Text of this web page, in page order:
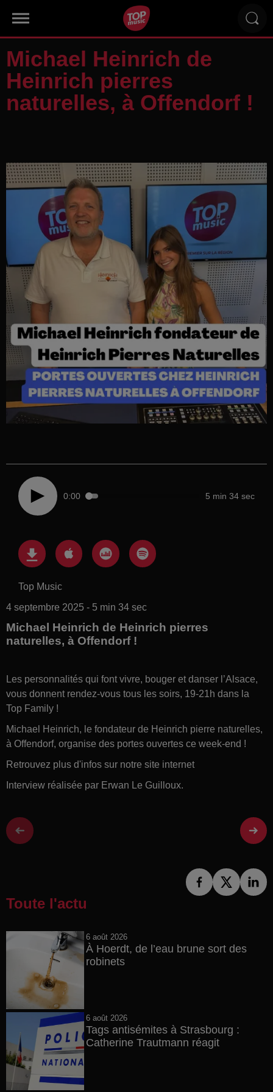
Michael Heinrich de
Heinrich pierres
naturelles, à Offendorf !
0:00 5 min 34 sec
Top Music
4 septembre 2025 - 5 min 34 sec
Michael Heinrich de Heinrich pierres
naturelles, à Offendorf !
Les personnalités qui font vivre, bouger et danser l’Alsace,
vous donnent rendez-vous tous les soirs, 19-21h dans la
Top Family !
Michael Heinrich, le fondateur de Heinrich pierre naturelles,
à Offendorf, organise des portes ouvertes ce week-end !
Retrouvez plus d'infos sur notre site internet
Interview réalisée par Erwan Le Guilloux.
Toute l'actu
6 août 2026
À Hoerdt, de l’eau brune sort des
robinets
6 août 2026
Tags antisémites à Strasbourg :
Catherine Trautmann réagit